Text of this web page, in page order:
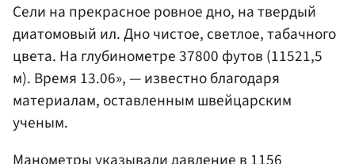
Сели на прекрасное ровное дно, на твердый
диатомовый ил. Дно чистое, светлое, табачного
цвета. На глубинометре 37800 футов (11521,5
м). Время 13.06», — известно благодаря
материалам, оставленным швейцарским
ученым.